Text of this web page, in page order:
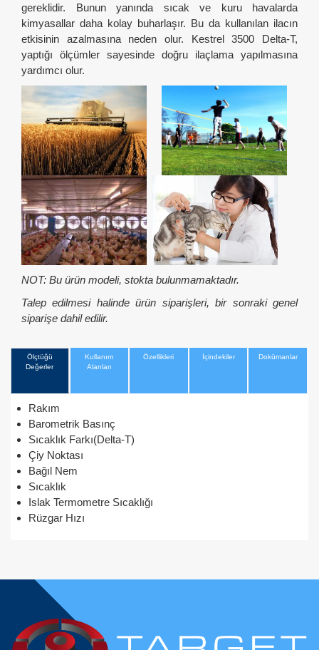
gereklidir. Bunun yanında sıcak ve kuru havalarda
kimyasallar daha kolay buharlaşır. Bu da kullanılan ilacın
etkisinin azalmasına neden olur. Kestrel 3500 Delta-T,
yaptığı ölçümler sayesinde doğru ilaçlama yapılmasına
yardımcı olur.
NOT: Bu ürün modeli, stokta bulunmamaktadır.
Talep edilmesi halinde ürün siparişleri, bir sonraki genel
siparişe dahil edilir.
Ölçtüğü
Değerler
Kullanım
Alanları
Özellikleri İçindekiler Dokümanlar
Rakım
Barometrik Basınç
Sıcaklık Farkı(Delta-T)
Çiy Noktası
Bağıl Nem
Sıcaklık
Islak Termometre Sıcaklığı
Rüzgar Hızı